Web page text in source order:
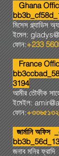
Ghana
মিসেস গ্ল্যাডিস
ইমেল:
ফোন:+233
France
3194
আমীর তৌফীক
ইমেইল:
ফোন:
জার্মানি
bb3b_56d_13
জনাব মনির ফ্রাদি